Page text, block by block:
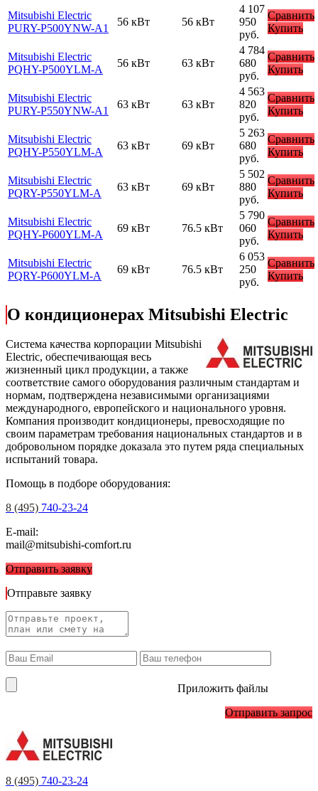
Mitsubishi Electric
PURY-P500YNW-A1
56 кВт 56 кВт
4 107
950
руб.
Сравнить
Купить
Mitsubishi Electric
PQHY-P500YLM-A
56 кВт 63 кВт
4 784
680
руб.
Сравнить
Купить
Mitsubishi Electric
PURY-P550YNW-A1
63 кВт 63 кВт
4 563
820
руб.
Сравнить
Купить
Mitsubishi Electric
PQHY-P550YLM-A
63 кВт 69 кВт
5 263
680
руб.
Сравнить
Купить
Mitsubishi Electric
PQRY-P550YLM-A
63 кВт 69 кВт
5 502
880
руб.
Сравнить
Купить
Mitsubishi Electric
PQHY-P600YLM-A
69 кВт 76.5 кВт
5 790
060
руб.
Сравнить
Купить
Mitsubishi Electric
PQRY-P600YLM-A
69 кВт 76.5 кВт
6 053
250
руб.
Сравнить
Купить
О кондиционерах Mitsubishi Electric
Cистема качества корпорации Mitsubishi
Electric, обеспечивающая весь
жизненный цикл продукции, а также
соответствие самого оборудования различным стандартам и
нормам, подтверждена независимыми организациями
международного, европейского и национального уровня.
Компания производит кондиционеры, превосходящие по
своим параметрам требования национальных стандартов и в
добровольном порядке доказала это путем ряда специальных
испытаний товара.
Помощь в подборе оборудования:
8 (495) 740-23-24
E-mail:
mail@mitsubishi-comfort.ru
Отправить заявку
Отправьте заявку
Приложить файлы
Отправить запрос
8 (495) 740-23-24